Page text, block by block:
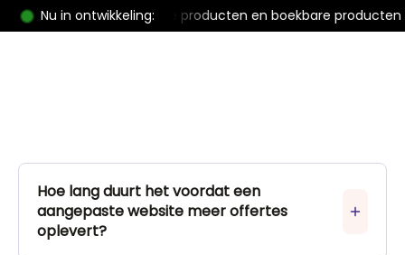
Nu in ontwikkeling:
met download/fysieke producten en boekbare producten
Hoe lang duurt het voordat een
aangepaste website meer offertes
oplevert?